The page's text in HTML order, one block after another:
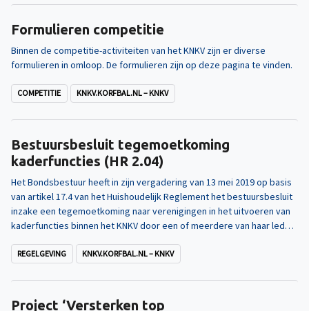
Formulieren competitie
Binnen de competitie-activiteiten van het KNKV zijn er diverse
formulieren in omloop. De formulieren zijn op deze pagina te vinden.
COMPETITIE KNKV.KORFBAL.NL – KNKV
Bestuursbesluit tegemoetkoming
kaderfuncties (HR 2.04)
Het Bondsbestuur heeft in zijn vergadering van 13 mei 2019 op basis
van artikel 17.4 van het Huishoudelijk Reglement het bestuursbesluit
inzake een tegemoetkoming naar verenigingen in het uitvoeren van
kaderfuncties binnen het KNKV door een of meerdere van haar leden
REGELGEVING KNKV.KORFBAL.NL – KNKV
Project ‘Versterken top